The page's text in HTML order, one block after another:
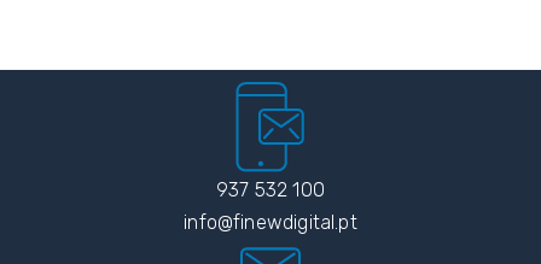
937 532 100
info@finewdigital.pt